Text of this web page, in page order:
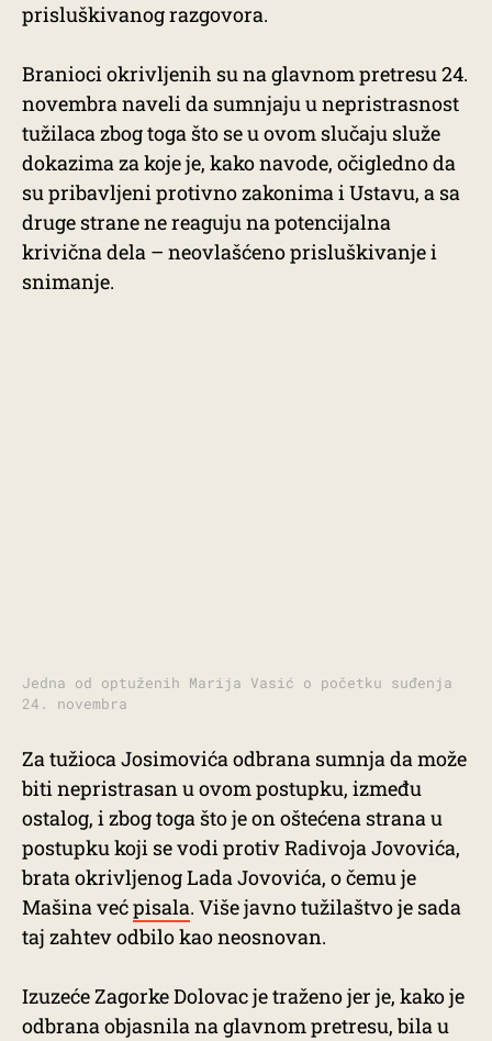
prisluškivanog razgovora.
Branioci okrivljenih su na glavnom pretresu 24.
novembra naveli da sumnjaju u nepristrasnost
tužilaca zbog toga što se u ovom slučaju služe
dokazima za koje je, kako navode, očigledno da
su pribavljeni protivno zakonima i Ustavu, a sa
druge strane ne reaguju na potencijalna
krivična dela – neovlašćeno prisluškivanje i
snimanje.
Jedna od optuženih Marija Vasić o početku suđenja
24. novembra
Za tužioca Josimovića odbrana sumnja da može
biti nepristrasan u ovom postupku, između
ostalog, i zbog toga što je on oštećena strana u
postupku koji se vodi protiv Radivoja Jovovića,
brata okrivljenog Lada Jovovića, o čemu je
Mašina većpisala. Više javno tužilaštvo je sada
taj zahtev odbilo kao neosnovan.
Izuzeće Zagorke Dolovac je traženo jer je, kako je
odbrana objasnila na glavnom pretresu, bila u